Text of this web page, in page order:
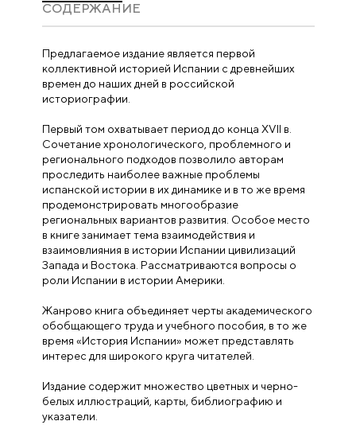
CОДЕРЖАНИЕ
Предлагаемое издание является первой
коллективной историей Испании с древнейших
времен до наших дней в российской
историографии.
Первый том охватывает период до конца XVII в.
Сочетание хронологического, проблемного и
регионального подходов позволило авторам
проследить наиболее важные проблемы
испанской истории в их динамике и в то же время
продемонстрировать многообразие
региональных вариантов развития. Особое место
в книге занимает тема взаимодействия и
взаимовлияния в истории Испании цивилизаций
Запада и Востока. Рассматриваются вопросы о
роли Испании в истории Америки.
Жанрово книга объединяет черты академического
обобщающего труда и учебного пособия, в то же
время «История Испании» может представлять
интерес для широкого круга читателей.
Издание содержит множество цветных и черно-
белых иллюстраций, карты, библиографию и
указатели.